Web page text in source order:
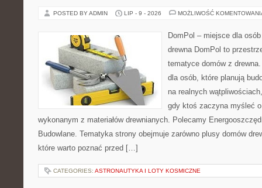
POSTED BY ADMIN LIP - 9 - 2026 MOŻLIWOŚĆ
DomPol – miejsce dla
drewna DomPol to
tematyce domów z
dla osób, które planują
na realnych
gdy ktoś zaczyna myśleć o
wykonanym z materiałów drewnianych. Polecamy
Budowlane. Tematyka strony obejmuje zarówno plusy domów
które warto poznać przed […]
CATEGORIES: ASTRONAUTYKA I LOTY KOSMICZNE